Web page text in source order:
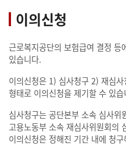
이의신청
근로복지공단의 보험급여 결정
있습니다.
이의신청은 1) 심사청구2) 재심사
형태로 이의신청을 제기할 수 있습
심사청구는 공단본부 소속 심사
고용노동부 소속 재심사위원회의
이의신청은 정해진 기간 내에 청